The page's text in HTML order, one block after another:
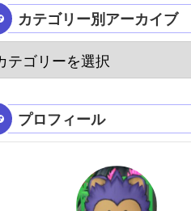
カテゴリー別アーカイブ
プロフィール